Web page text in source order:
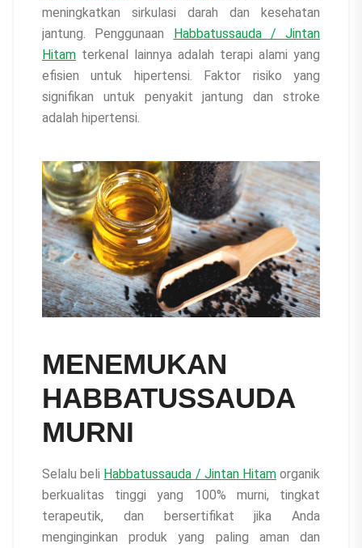
meningkatkan sirkulasi darah dan kesehatan
jantung. Penggunaan Habbatussauda / Jintan
Hitam terkenal lainnya adalah terapi alami yang
efisien untuk hipertensi. Faktor risiko yang
signifikan untuk penyakit jantung dan stroke
adalah hipertensi.
MENEMUKAN
HABBATUSSAUDA
MURNI
Selalu beli Habbatussauda / Jintan Hitamorganik
berkualitas tinggi yang 100% murni, tingkat
terapeutik, dan bersertifikat jika Anda
menginginkan produk yang paling aman dan